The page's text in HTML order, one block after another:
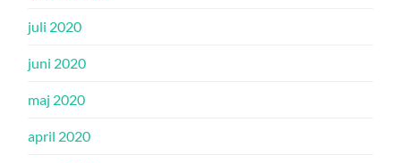
juli 2020
juni 2020
maj 2020
april 2020